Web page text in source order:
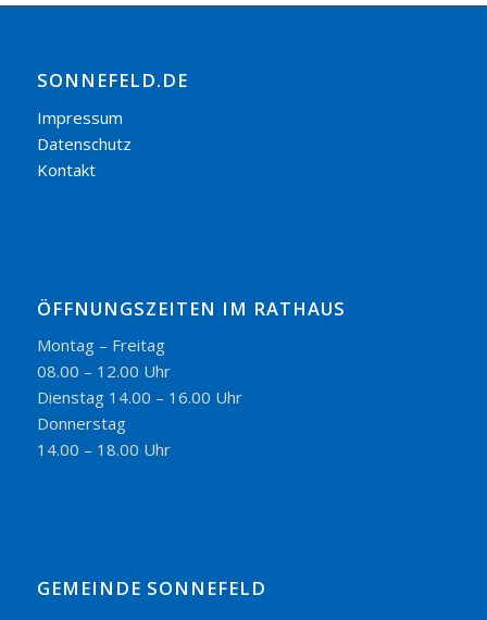
SONNEFELD.DE
Impressum
Datenschutz
Kontakt
ÖFFNUNGSZEITEN IM RATHAUS
Montag – Freitag
08.00 – 12.00 Uhr
Dienstag 14.00 – 16.00 Uhr
Donnerstag
14.00 – 18.00 Uhr
GEMEINDE SONNEFELD